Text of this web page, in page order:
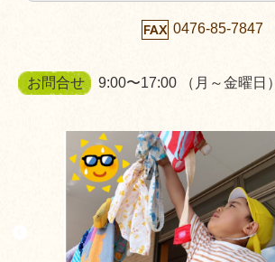
0476-85-7847
お問合せ 9:00〜17:00 （月～金曜日）